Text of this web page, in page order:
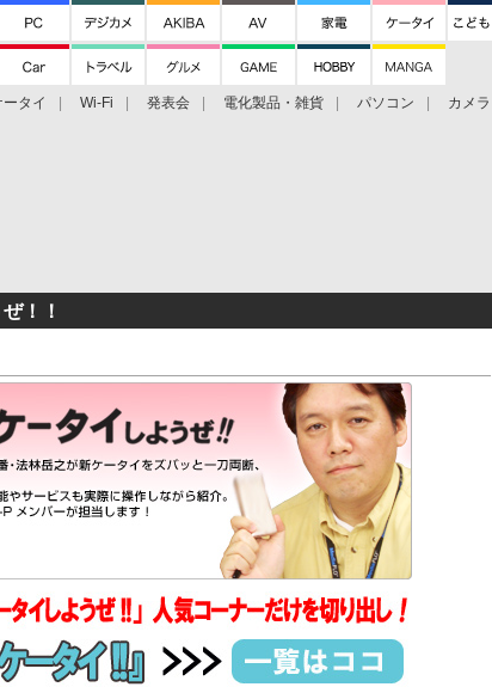
ータイ Wi-Fi 発表会 電化製品・雑貨 パソコン カメラ
！！